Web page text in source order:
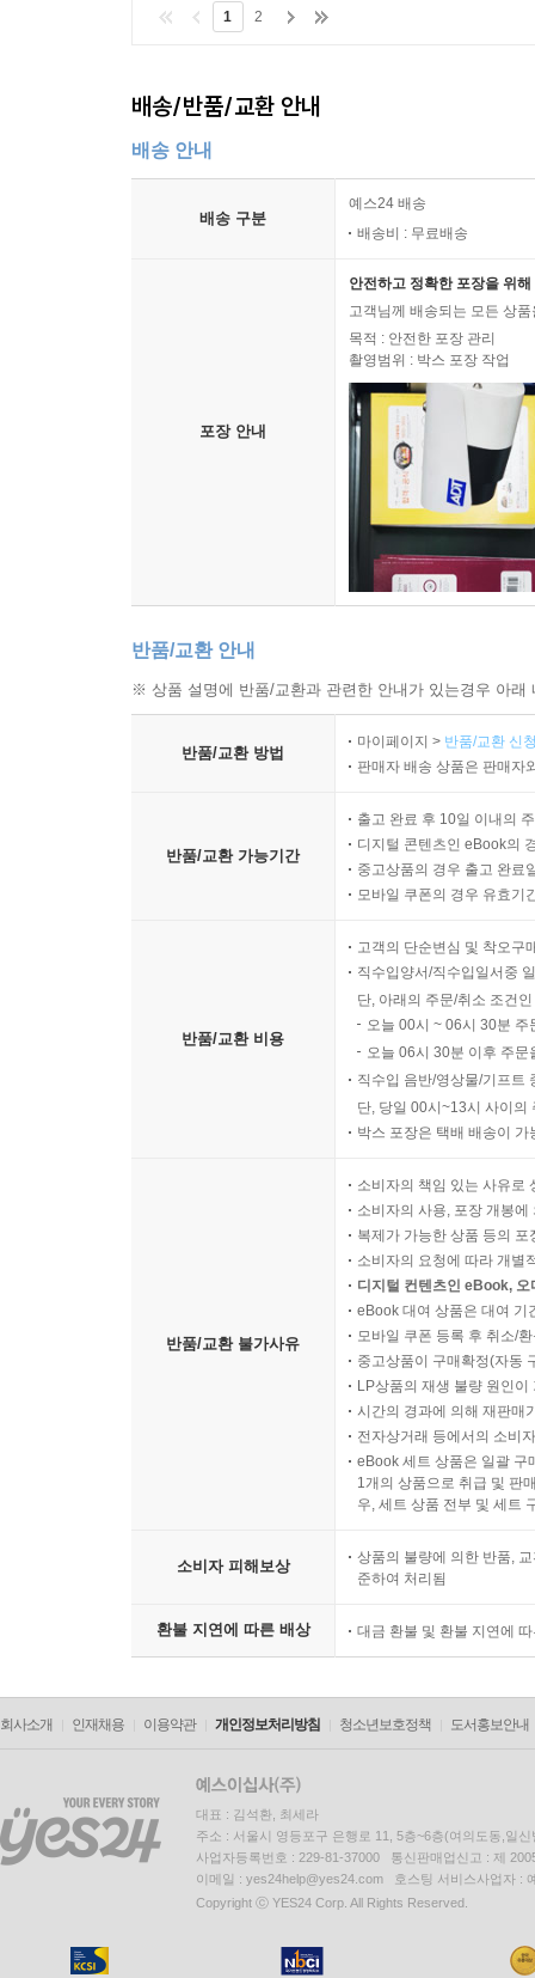
1 2
배송/반품/교환 안내
배송 안내
배송 구분
예스24 배송
배송비 : 무료배송
포장 안내
안전하고 정확한 포장을 위
고객님께 배송되는 모든 상
목적 : 안전한 포장 관리
촬영범위 : 박스 포장 작업
반품/교환 안내
※ 상품 설명에 반품/교환과 관련한 안내가 있는경우 아
반품/교환 방법
마이페이지 > 반품/교환 신
판매자 배송 상품은 판매자
반품/교환 가능기간
출고 완료 후 10일 이내의
디지털 콘텐츠인 eBook의
중고상품의 경우 출고 완료
모바일 쿠폰의 경우 유효기
반품/교환 비용
고객의 단순변심 및 착오구
직수입양서/직수입일서중
단, 아래의 주문/취소 조건
오늘 00시 ~ 06시 30분
오늘 06시 30분 이후 주
직수입 음반/영상물/기프트
단, 당일 00시~13시 사이의
박스 포장은 택배 배송이
반품/교환 불가사유
소비자의 책임 있는 사유로
소비자의 사용, 포장 개봉
복제가 가능한 상품 등의
소비자의 요청에 따라 개별
디지털 컨텐츠인 eBook,
eBook 대여 상품은 대여 기
모바일 쿠폰 등록 후 취소/
중고상품이 구매확정(자동
LP상품의 재생 불량 원인
시간의 경과에 의해 재판매
전자상거래 등에서의 소비
eBook 세트 상품은 일괄 구
1개의 상품으로 취급 및 판
우, 세트 상품 전부 및 세트
소비자 피해보상
상품의 불량에 의한 반품,
준하여 처리됨
환불 지연에 따른 배상 대금 환불 및 환불 지연에
회사소개 인재채용 이용약관 개인정보처리방침 청소년보호정책 도서홍보안내
대표 : 김석환, 최세라
주소 : 서울시 영등포구 은행로 11, 5층~6층(여의도동,일신
사업자등록번호 : 229-81-37000 통신판매업신고 : 제
이메일 : yes24help@yes24.com 호스팅 서비스사업자 :
Copyright ⓒ YES24 Corp. All Rights Reserved.